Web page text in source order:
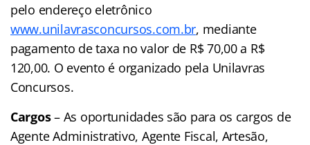
pelo endereço eletrônico
www.unilavrasconcursos.com.br, mediante
pagamento de taxa no valor de R$ 70,00 a R$
120,00. O evento é organizado pela Unilavras
Concursos.
Cargos– As oportunidades são para os cargos de
Agente Administrativo, Agente Fiscal, Artesão,